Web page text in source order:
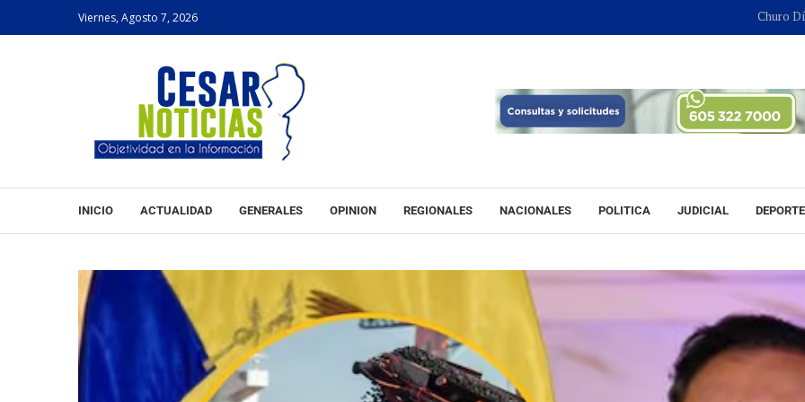
Viernes, Agosto 7, 2026 Churo Díaz
INICIO ACTUALIDAD GENERALES OPINION REGIONALES NACIONALES POLITICA JUDICIAL